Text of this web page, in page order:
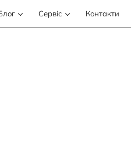
Сервіс Контакти